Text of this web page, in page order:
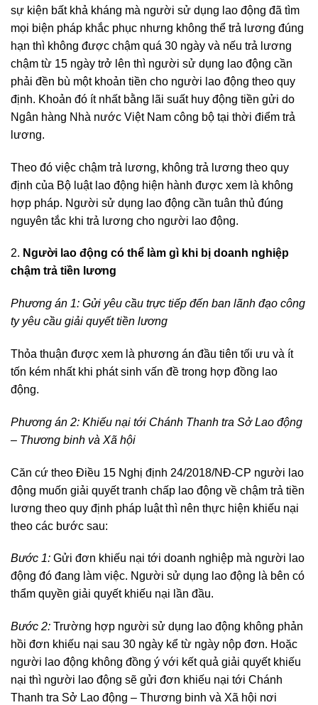
sự kiện bất khả kháng mà người sử dụng lao động đã tìm
mọi biện pháp khắc phục nhưng không thể trả lương đúng
hạn thì không được chậm quá 30 ngày và nếu trả lương
chậm từ 15 ngày trở lên thì người sử dụng lao động cần
phải đền bù một khoản tiền cho người lao động theo quy
định. Khoản đó ít nhất bằng lãi suất huy động tiền gửi do
Ngân hàng Nhà nước Việt Nam công bộ tại thời điểm trả
lương.
Theo đó việc chậm trả lương, không trả lương theo quy
định của Bộ luật lao động hiện hành được xem là không
hợp pháp. Người sử dụng lao động cần tuân thủ đúng
nguyên tắc khi trả lương cho người lao động.
2. Người lao động có thể làm gì khi bị doanh nghiệp
chậm trả tiền lương
Phương án 1: Gửi yêu cầu trực tiếp đến ban lãnh đạo công
ty yêu cầu giải quyết tiền lương
Thỏa thuận được xem là phương án đầu tiên tối ưu và ít
tốn kém nhất khi phát sinh vấn đề trong hợp đồng lao
động.
Phương án 2: Khiếu nại tới Chánh Thanh tra Sở Lao động
– Thương binh và Xã hội
Căn cứ theo Điều 15 Nghị định 24/2018/NĐ-CP người lao
động muốn giải quyết tranh chấp lao động về chậm trả tiền
lương theo quy định pháp luật thì nên thực hiện khiếu nại
theo các bước sau:
Bước 1: Gửi đơn khiếu nại tới doanh nghiệp mà người lao
động đó đang làm việc. Người sử dụng lao động là bên có
thẩm quyền giải quyết khiếu nại lần đầu.
Bước 2: Trường hợp người sử dụng lao động không phản
hồi đơn khiếu nại sau 30 ngày kể từ ngày nộp đơn. Hoặc
người lao động không đồng ý với kết quả giải quyết khiếu
nại thì người lao động sẽ gửi đơn khiếu nại tới Chánh
Thanh tra Sở Lao động – Thương binh và Xã hội nơi